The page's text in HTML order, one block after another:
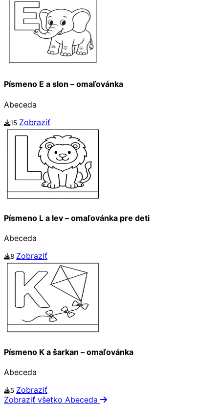
Písmeno E a slon – omaľovánka
Abeceda
15 Zobraziť
Písmeno L a lev – omaľovánka pre deti
Abeceda
8 Zobraziť
Písmeno K a šarkan – omaľovánka
Abeceda
5 Zobraziť
Zobraziť všetko Abeceda